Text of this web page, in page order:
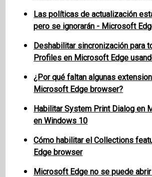
Las políticas de actualización
pero se ignorarán - Microsoft
Deshabilitar sincronización para
Profiles en Microsoft Edge
¿Por qué faltan algunas
Microsoft Edge browser?
Habilitar System Print Dialog en
en Windows 10
Cómo habilitar el Collections
Edge browser
Microsoft Edge no se puede